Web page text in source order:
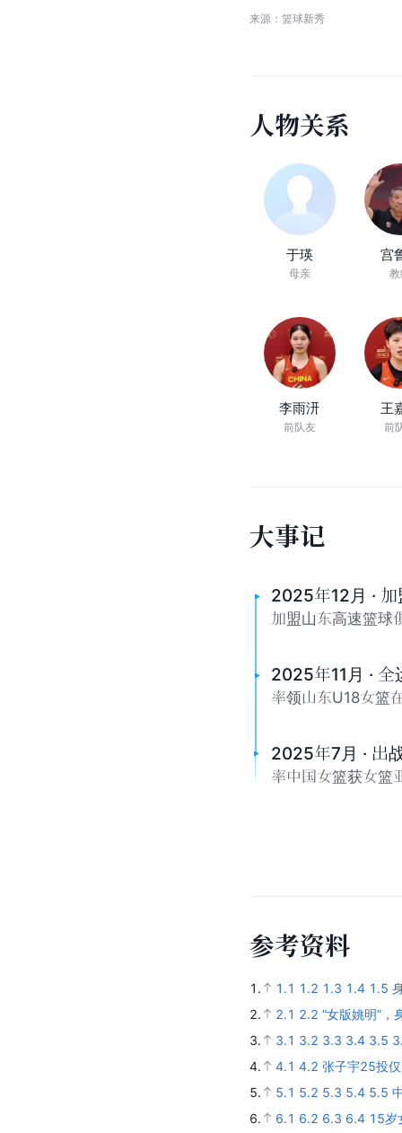
来源：篮球新秀
人物关系
于瑛
母亲
宫
李雨汧
前队友
王
前
大事记
2025年12月 ·
加盟山东高速篮球
2025年11月 ·
率领山东U18女篮
2025年7月 · 出
率中国女篮获女篮
参考资料
1. 1.1 1.2 1.3 1.4 1.5
2.
2.1 2.2 “女版姚明”
3.
3.1 3.2 3.3 3.4 3.5
4.
4.1 4.2 张子宇25投
5.
5.1 5.2 5.3 5.4 5.5
6.
6.1 6.2 6.3 6.4 15岁